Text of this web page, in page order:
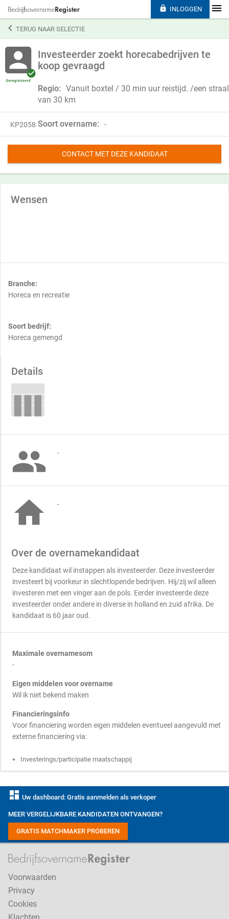
TERUG NAAR SELECTIE
Investeerder zoekt horecabedrijven te
koop gevraagd
Regio: Vanuit boxtel / 30 min uur reistijd. /een straal
van 30 km
KP2058 Soort overname: -
CONTACT MET DEZE KANDIDAAT
Wensen
Branche:
Horeca en recreatie
Soort bedrijf:
Horeca gemengd
Details
 -
 -
Over de overnamekandidaat
Deze kandidaat wil instappen als investeerder. Deze investeerder
investeert bij voorkeur in slechtlopende bedrijven. Hij/zij wil alleen
investeren met een vinger aan de pols. Eerder investeerde deze
investeerder onder andere in diverse in holland en zuid afrika. De
kandidaat is 60 jaar oud.
Maximale overnamesom
-
Eigen middelen voor overname
Wil ik niet bekend maken
Financieringsinfo
Voor financiering worden eigen middelen eventueel aangevuld met
externe financiering via:
Investerings/participatie maatschappij
 INLOGGEN
dashboard Uw dashboard: Gratis aanmelden als verkoper
MEER VERGELIJKBARE KANDIDATEN ONTVANGEN?
GRATIS MATCHMAKER PROBEREN
Voorwaarden
Privacy
Cookies